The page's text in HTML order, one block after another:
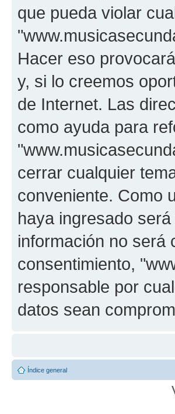
que pueda violar
Hacer eso
y, si lo creemos
de Internet. Las
como ayuda para
cerrar cualquier
conveniente. Como
haya ingresado
información no será
consentimiento,
responsable por
datos sean
Índice general